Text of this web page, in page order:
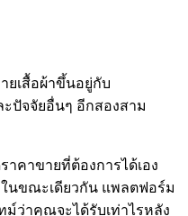
ยเสื้อผ้าขึ้นอยู่กับ
ปัจจัยอื่นๆ อีกสองสาม
คาขายที่ต้องการได้เอง
ขณะเดียวกัน แพลตฟอร์ม
ม์ว่าคุณจะได้รับเท่าไรหลัง